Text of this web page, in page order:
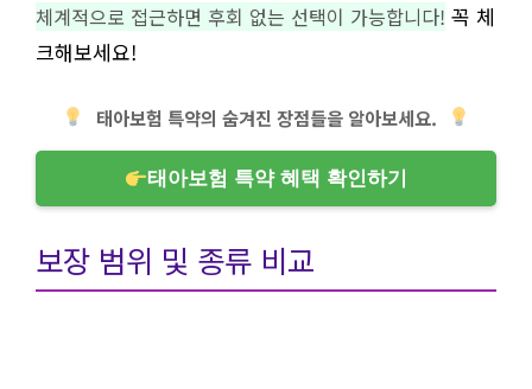
체계적으로 접근하면 후회 없는 선택이 가능합니다! 꼭 체
크해보세요!
태아보험 특약의 숨겨진 장점들을 알아보세요.
태아보험 특약 혜택 확인하기
보장 범위 및 종류 비교